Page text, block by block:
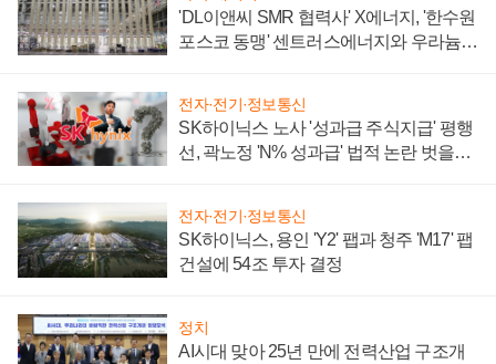
'DL이앤씨 SMR 협력사' X에너지, '한수원
포스코 동맹' 센트러스에너지와 우라늄
전자·전기·정보통신
SK하이닉스 노사 '성과급 주식지급' 평행
선, 곽노정 'N% 성과급' 법적 논란 벗을지
전자·전기·정보통신
SK하이닉스, 용인 'Y2' 팹과 청주 'M17' 팹
건설에 54조 투자 결정
정치
AI시대 맞아 25년 만에 전력산업 구조개